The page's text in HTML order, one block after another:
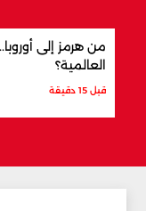
من هرمز إلى
العالمية؟
قبل 15 دقيقة